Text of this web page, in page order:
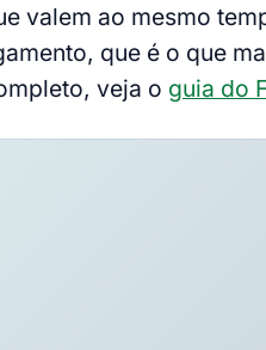
valem ao mesmo
que é o que
veja o guia do